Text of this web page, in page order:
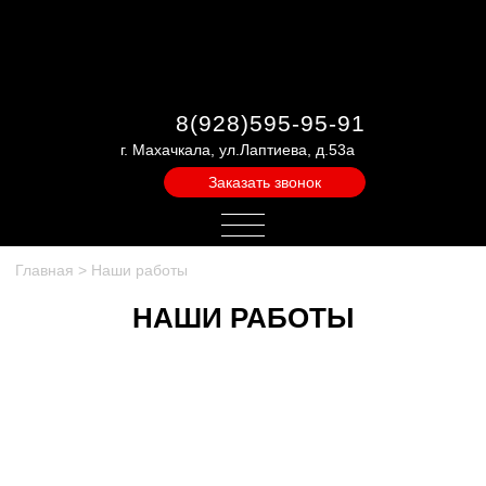
8(928)595-95-91
г. Махачкала, ул.Лаптиева, д.53а
Заказать звонок
Главная > Наши работы
НАШИ РАБОТЫ